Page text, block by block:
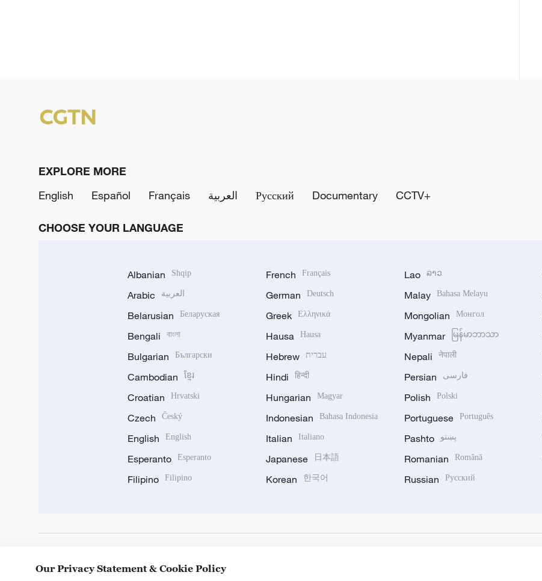
EXPLORE MORE
English
Español Français العربية Русский Documentary CCTV+
CHOOSE YOUR LANGUAGE
Albanian Shqip
Arabic العربية
Belarusian Беларуская
Bengali বাংলা
Bulgarian Български
Cambodian ខ្មែរ
Croatian Hrvatski
Czech Český
English English
Esperanto Esperanto
Filipino Filipino
French Français
German Deutsch
Greek Ελληνικά
Hausa Hausa
Hebrew עברית
Hindi हिन्दी
Hungarian Magyar
Indonesian Bahasa Indonesia
Italian Italiano
Japanese 日本語
Korean 한국어
Lao ລາວ
Malay Bahasa Melayu
Mongolian Монгол
Myanmar မြန်မာဘာသာ
Nepali नेपाली
Persian فارسی
Polish Polski
Portuguese Português
Pashto پښتو
Romanian Română
Russian Русский
Our Privacy Statement & Cookie Policy